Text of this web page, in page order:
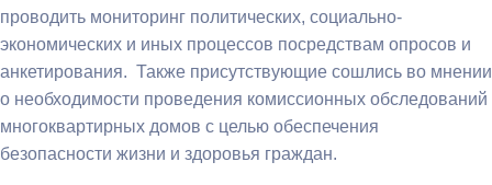
проводить мониторинг политических, социально-
экономических и иных процессов посредствам опросов и
анкетирования. Также присутствующие сошлись во мнении
о необходимости проведения комиссионных обследований
многоквартирных домов с целью обеспечения
безопасности жизни и здоровья граждан.